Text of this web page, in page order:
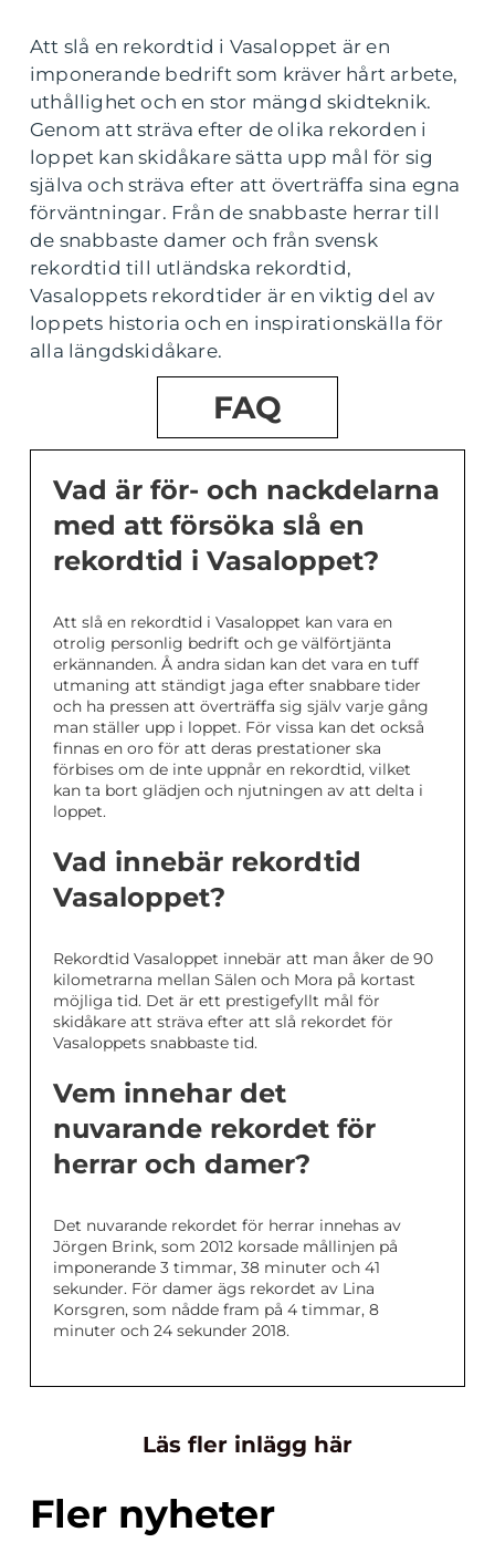
Att slå en rekordtid i Vasaloppet är en
imponerande bedrift som kräver hårt arbete,
uthållighet och en stor mängd skidteknik.
Genom att sträva efter de olika rekorden i
loppet kan skidåkare sätta upp mål för sig
själva och sträva efter att överträffa sina egna
förväntningar. Från de snabbaste herrar till
de snabbaste damer och från svensk
rekordtid till utländska rekordtid,
Vasaloppets rekordtider är en viktig del av
loppets historia och en inspirationskälla för
alla längdskidåkare.
FAQ
Vad är för- och nackdelarna
med att försöka slå en
rekordtid i Vasaloppet?
Att slå en rekordtid i Vasaloppet kan vara en
otrolig personlig bedrift och ge välförtjänta
erkännanden. Å andra sidan kan det vara en tuff
utmaning att ständigt jaga efter snabbare tider
och ha pressen att överträffa sig själv varje gång
man ställer upp i loppet. För vissa kan det också
finnas en oro för att deras prestationer ska
förbises om de inte uppnår en rekordtid, vilket
kan ta bort glädjen och njutningen av att delta i
loppet.
Vad innebär rekordtid
Vasaloppet?
Rekordtid Vasaloppet innebär att man åker de 90
kilometrarna mellan Sälen och Mora på kortast
möjliga tid. Det är ett prestigefyllt mål för
skidåkare att sträva efter att slå rekordet för
Vasaloppets snabbaste tid.
Vem innehar det
nuvarande rekordet för
herrar och damer?
Det nuvarande rekordet för herrar innehas av
Jörgen Brink, som 2012 korsade mållinjen på
imponerande 3 timmar, 38 minuter och 41
sekunder. För damer ägs rekordet av Lina
Korsgren, som nådde fram på 4 timmar, 8
minuter och 24 sekunder 2018.
Läs fler inlägg här
Fler nyheter